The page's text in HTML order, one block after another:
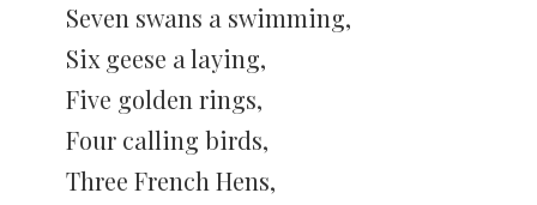
Seven swans a swimming,
Six geese a laying,
Five golden rings,
Four calling birds,
Three French Hens,